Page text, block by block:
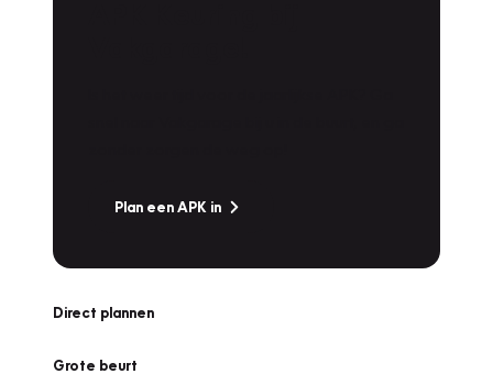
Plan een APK in
Direct plannen
Grote beurt